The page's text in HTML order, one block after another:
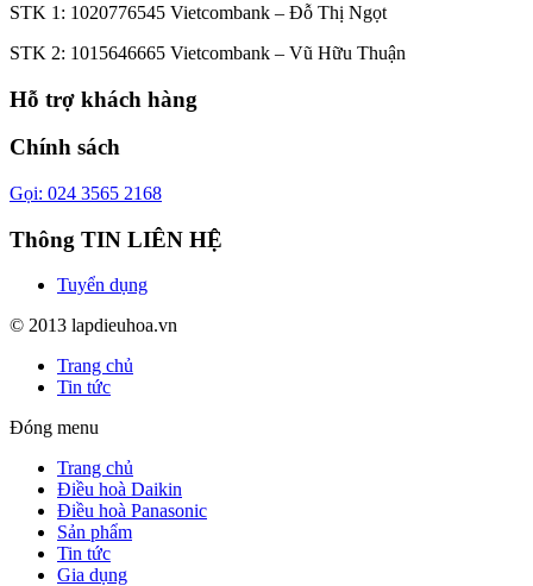
STK 1: 1020776545 Vietcombank – Đỗ Thị Ngọt
STK 2: 1015646665 Vietcombank – Vũ Hữu Thuận
Hỗ trợ khách hàng
Chính sách
Gọi: 024 3565 2168
Thông TIN LIÊN HỆ
Tuyển dụng
© 2013 lapdieuhoa.vn
Trang chủ
Tin tức
Đóng menu
Trang chủ
Điều hoà Daikin
Điều hoà Panasonic
Sản phẩm
Tin tức
Gia dụng